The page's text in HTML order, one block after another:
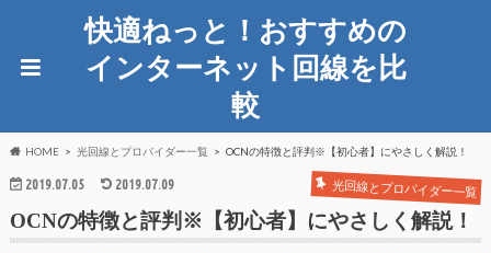
快適ねっと！おすすめの
インターネット回線を比
較
HOME 光回線とプロバイダー一覧 OCNの特徴と評判※【初心者】にやさしく解説！
2019.07.05 2019.07.09 光回線とプロバイダー一覧
OCNの特徴と評判※【初心者】にやさしく解説！